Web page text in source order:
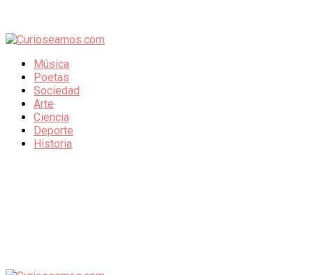
Música
Poetas
Sociedad
Arte
Ciencia
Deporte
Historia